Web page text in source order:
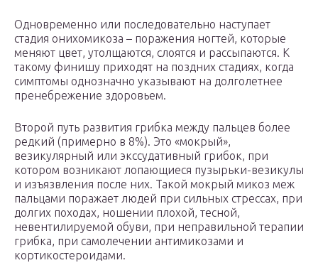
Одновременно или последовательно наступает
стадия онихомикоза – поражения ногтей, которые
меняют цвет, утолщаются, слоятся и рассыпаются. К
такому финишу приходят на поздних стадиях, когда
симптомы однозначно указывают на долголетнее
пренебрежение здоровьем.
Второй путь развития грибка между пальцев более
редкий (примерно в 8%). Это «мокрый»,
везикулярный или экссудативный грибок, при
котором возникают лопающиеся пузырьки-везикулы
и изъязвления после них. Такой мокрый микоз меж
пальцами поражает людей при сильных стрессах, при
долгих походах, ношении плохой, тесной,
невентилируемой обуви, при неправильной терапии
грибка, при самолечении антимикозами и
кортикостероидами.